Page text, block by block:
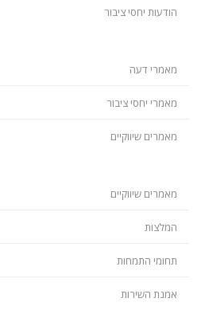
הודעות יחסי ציבור
מאמרי דעה
מאמרי יחסי ציבור
מאמרים שיווקיים
מאמרים שיווקיים
המלצות
תחומי התמחות
אמנת השירות